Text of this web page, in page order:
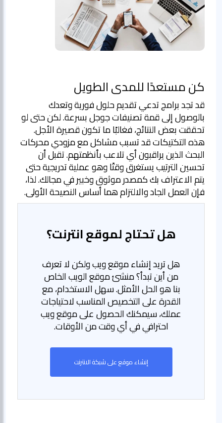
كن مستعدًا للمدى الطويل
قد تجد برامج تدعي تقديم حلول فورية وتعدك
بالوصول إلى قمة تصنيفات جوجل بسرعة. لكن حتى لو
تحققت بعض النتائج، فغالبًا ما تكون قصيرة الأجل.
هذه التكتيكات قد تسبب مشاكل مع مزودي محركات
البحث الذين يراقبون أي تلاعب بأنظمتهم. تقبل أن
تحسين الترتيب يستغرق وقتًا وهو عملية تدريجية حتى
يتم الاعتراف بك كمصدر موثوق وخبير في مجالك. لذا،
فإن العمل الجاد والالتزام هما أساس النصيحة الأولى.
هل تحتاج لموقع انترنت؟
هل تريد إنشاء موقع ويب ولكن لا تعرف
من أين تبدأ؟ منشئ موقع الويب الخاص
بنا هو الحل الأمثل. سهل الاستخدام، مع
القدرة على التخصيص المناسب لاحتياجات
عملك، سيمكنك الحصول على موقع ويب
احترافي في أي وقت من الأوقات.
إنشاء موقع على شبكة الانترنت